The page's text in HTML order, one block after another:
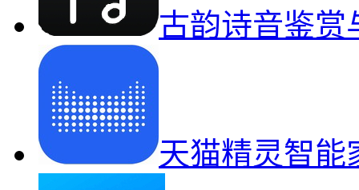
古韵诗音鉴赏
天猫精灵智能